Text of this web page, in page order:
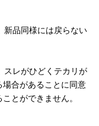
新品同様には戻らない
スレがひどくテカリが
合があることに同意
とができません。